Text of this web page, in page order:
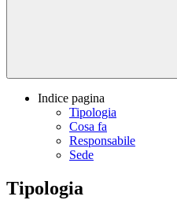
Indice pagina
Tipologia
Cosa fa
Responsabile
Sede
Tipologia